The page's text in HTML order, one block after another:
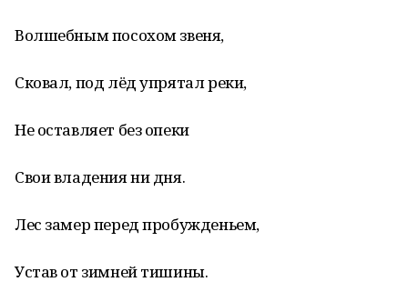
Волшебным посохом звеня,
Сковал, под лёд упрятал реки,
Не оставляет без опеки
Свои владения ни дня.
Лес замер перед пробужденьем,
Устав от зимней тишины.